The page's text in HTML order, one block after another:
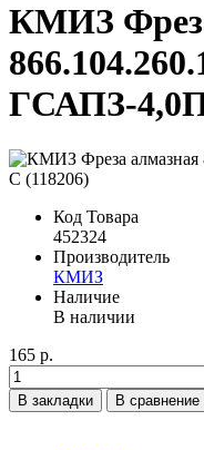
КМИЗ
ГСАПЗ-
Код Товара
452324
Производитель
КМИЗ
Наличие
В наличии
165 р.
В закладки
В сравнение